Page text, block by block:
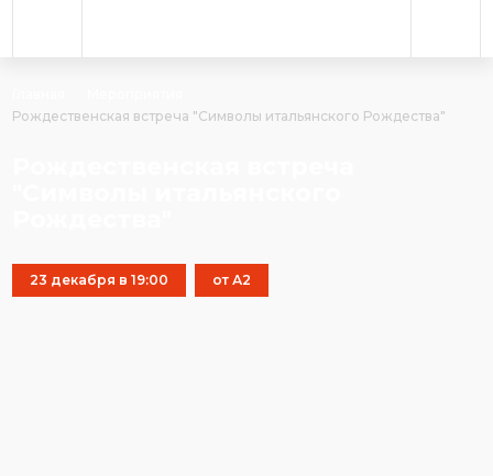
Рождественская встреча "Символы итальянского Рождества"
23 декабря в 19:00 от А2